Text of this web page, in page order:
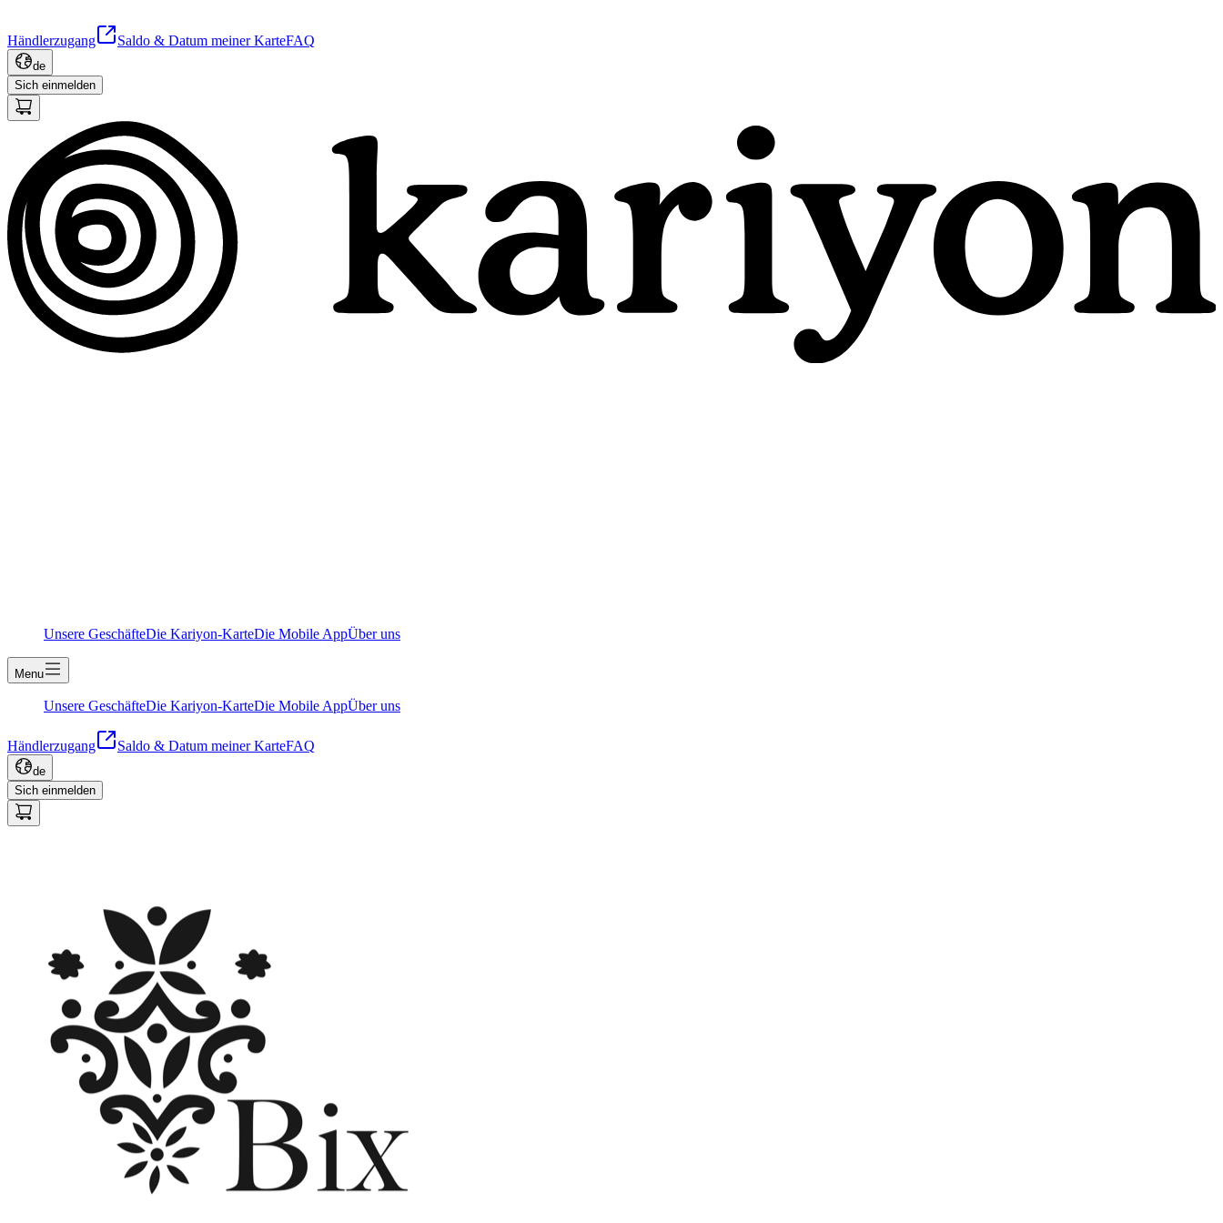
Händlerzugang Saldo & Datum meiner KarteFAQ
de
Sich einmelden
Unsere GeschäfteDie Kariyon-KarteDie Mobile AppÜber uns
Menu
Unsere GeschäfteDie Kariyon-KarteDie Mobile AppÜber uns
Händlerzugang Saldo & Datum meiner KarteFAQ
de
Sich einmelden